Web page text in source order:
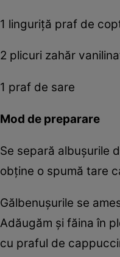
1 linguriţă praf de
2 plicuri zahăr
1 praf de sare
Mod de preparare
Se separă albuşurile
obţine o spumă tare
Gălbenuşurile se
Adăugăm şi făina în
cu praful de